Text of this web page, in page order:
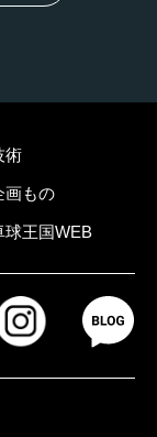
術
画もの
球王国WEB